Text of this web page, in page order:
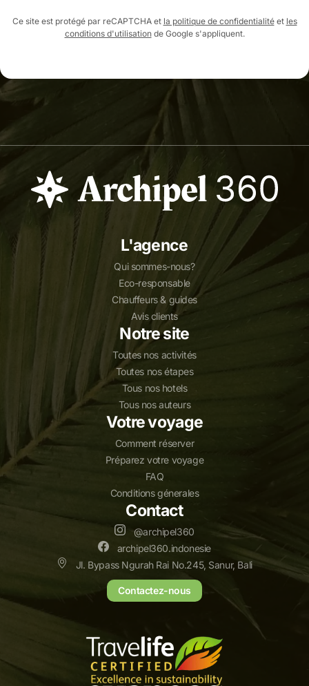
Ce site est protégé par reCAPTCHA et la politique de confidentialitéet les
conditions d'utilisationde Google s'appliquent.
L'agence
Qui sommes-nous?
Eco-responsable
Chauffeurs & guides
Avis clients
Notre site
Toutes nos activités
Toutes nos étapes
Tous nos hotels
Tous nos auteurs
Votre voyage
Comment réserver
Préparez votre voyage
FAQ
Conditions génerales
Contact
@archipel360
archipel360.indonesie
Jl. Bypass Ngurah Rai No.245, Sanur, Bali
Contactez-nous